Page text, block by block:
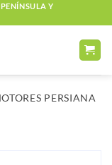
Y
PERSIANA